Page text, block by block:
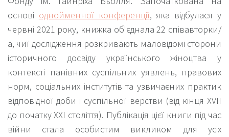
основі однойменної конференції, яка відбулася у
червні 2021 року, книжка об'єднала 22 співавторки/
а, чиї дослідження розкривають маловідомі сторони
історичного досвіду українського жіноцтва у
контексті панівних суспільних уявлень, правових
норм, соціальних інститутів та узвичаєних практик
відповідної доби і суспільної верстви (від кінця XVII
до початку XXI століття). Публікація цієї книги під час
війни стала особистим викликом для усіх